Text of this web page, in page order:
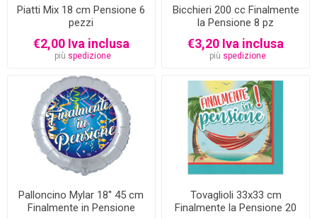
Piatti Mix 18 cm Pensione 6
pezzi
€2,00 Iva inclusa
più spedizione
Bicchieri 200 cc Finalmente
la Pensione 8 pz
€3,20 Iva inclusa
più spedizione
Palloncino Mylar 18'' 45 cm
Finalmente in Pensione
Tovaglioli 33x33 cm
Finalmente la Pensione 20